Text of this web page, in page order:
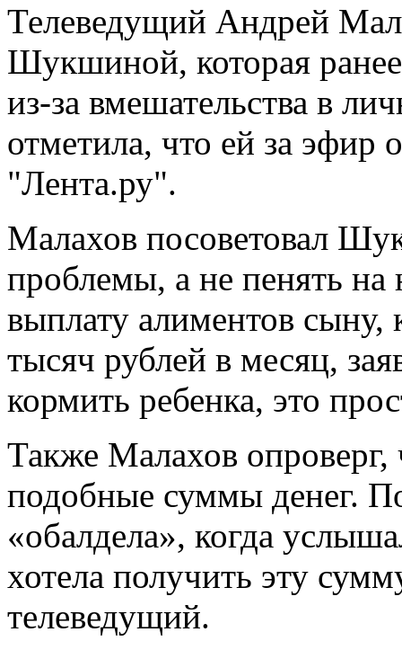
Телеведущий Андрей
Шукшиной, которая
из-за вмешательства в
отметила, что ей за
"Лента.ру".
Малахов посоветовал
проблемы, а не пенять на
выплату алиментов
тысяч рублей в месяц,
кормить ребенка, это
Также Малахов
подобные суммы денег.
«обалдела», когда
хотела получить эту
телеведущий.